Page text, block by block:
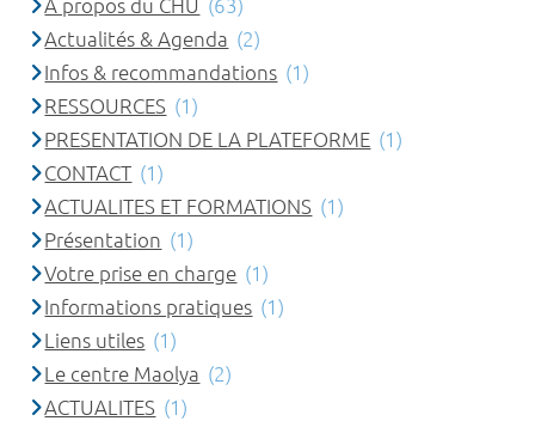
À propos du CHU (63)
Actualités & Agenda (2)
Infos & recommandations (1)
RESSOURCES (1)
PRESENTATION DE LA PLATEFORME (1)
CONTACT (1)
ACTUALITES ET FORMATIONS (1)
Présentation (1)
Votre prise en charge (1)
Informations pratiques (1)
Liens utiles (1)
Le centre Maolya (2)
ACTUALITES (1)